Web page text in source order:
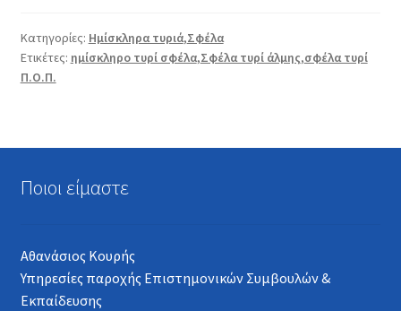
Κατηγορίες: Ημίσκληρα τυριά,Σφέλα
Ετικέτες: ημίσκληρο τυρί σφέλα,Σφέλα τυρί άλμης,σφέλα τυρί
Π.Ο.Π.
Ποιοι είμαστε
Αθανάσιος Κουρής
Υπηρεσίες παροχής Επιστημονικών Συμβουλών &
Εκπαίδευσης